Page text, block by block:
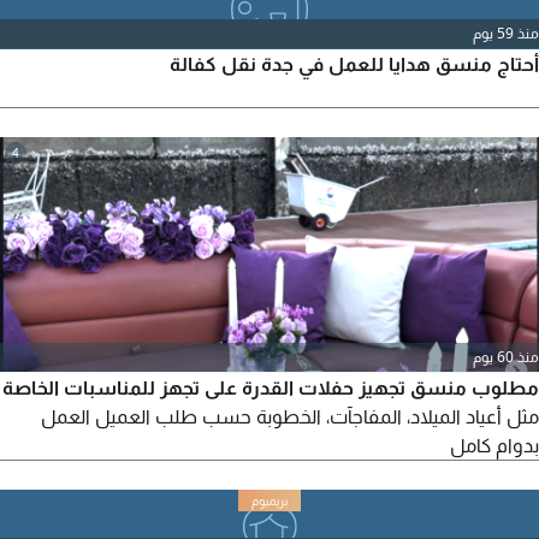
منذ 59 يوم
أحتاج منسق هدايا للعمل في جدة نقل كفالة
4
منذ 60 يوم
مطلوب منسق تجهيز حفلات القدرة على تجهز للمناسبات الخاصة
مثل أعياد الميلاد، المفاجآت، الخطوبة حسب طلب العميل العمل
بدوام كامل